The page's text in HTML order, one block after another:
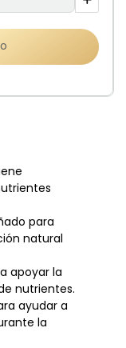
para
natural
apoyar la
nutrientes.
ayudar a
la